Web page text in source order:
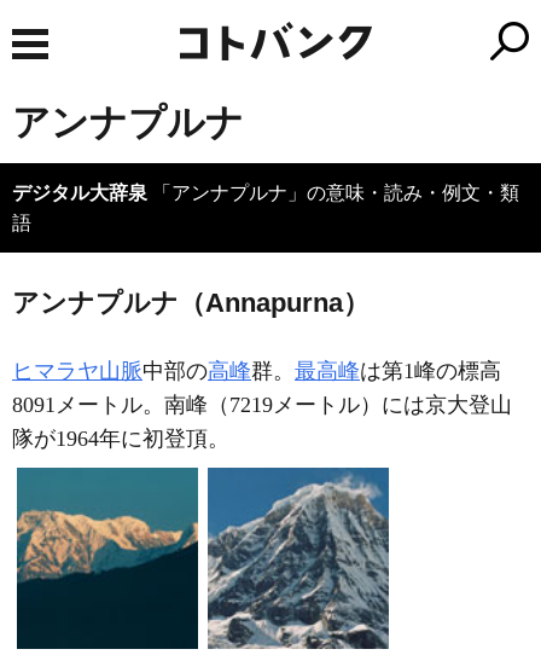
アンナプルナ
デジタル大辞泉 「アンナプルナ」の意味・読み・例文・類
語
アンナプルナ（Annapurna）
ヒマラヤ山脈中部の高峰群。 最高峰は第1峰の標高
8091メートル。南峰（7219メートル）には京大登山
隊が1964年に初登頂。